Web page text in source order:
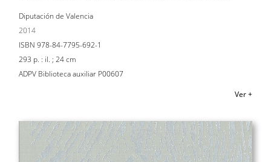
Diputación de Valencia
2014
ISBN 978-84-7795-692-1
293 p. : il. ; 24 cm
ADPV Biblioteca auxiliar P00607
Ver +